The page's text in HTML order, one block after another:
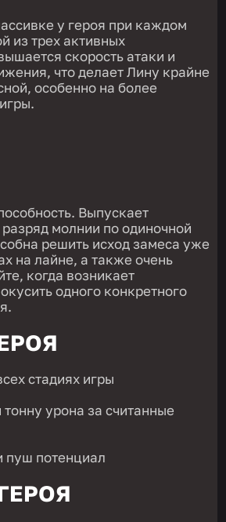
у героя при каждом
из трех активных
скорость атаки и
что делает Лину крайне
особенно на более
Выпускает
молнии по одиночной
решить исход замеса уже
на лайне, а также очень
когда возникает
одного конкретного
стадиях игры
урона за считанные
пуш потенциал